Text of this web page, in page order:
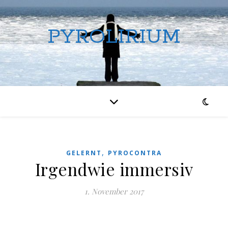
PYROLIRIUM
GELERNT , PYROCONTRA
Irgendwie immersiv
1. November 2017